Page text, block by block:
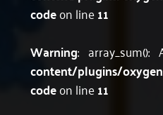
codeon line11
Warning:
content/plugins/
codeon line11